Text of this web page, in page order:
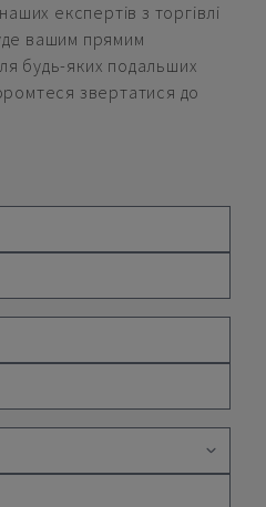
експертів з торгівлі
вашим прямим
будь-яких подальших
звертатися до